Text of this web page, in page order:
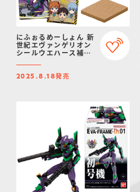
にふぉるめーしょん 新
世紀エヴァンゲリオン
シールウエハース補完
2025.8.18発売